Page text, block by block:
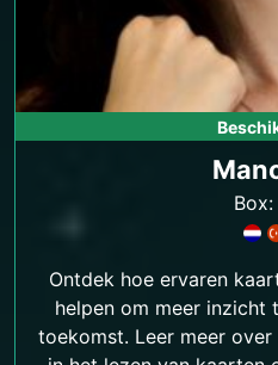
Ontdek hoe ervaren
helpen om meer inzicht
toekomst. Leer meer